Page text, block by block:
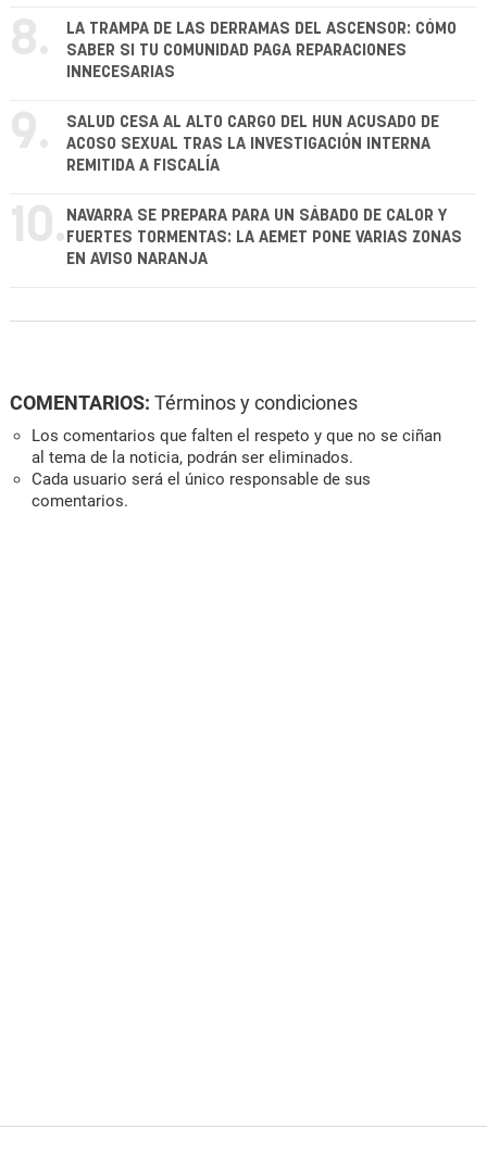
8.
LA TRAMPA DE LAS DERRAMAS DEL ASCENSOR: CÓMO
SABER SI TU COMUNIDAD PAGA REPARACIONES
INNECESARIAS
9.
SALUD CESA AL ALTO CARGO DEL HUN ACUSADO DE
ACOSO SEXUAL TRAS LA INVESTIGACIÓN INTERNA
REMITIDA A FISCALÍA
10. NAVARRA SE PREPARA PARA UN SÁBADO DE CALOR Y
FUERTES TORMENTAS: LA AEMET PONE VARIAS ZONAS
EN AVISO NARANJA
COMENTARIOS: Términos y condiciones
Los comentarios que falten el respeto y que no se ciñan
al tema de la noticia, podrán ser eliminados.
Cada usuario será el único responsable de sus
comentarios.